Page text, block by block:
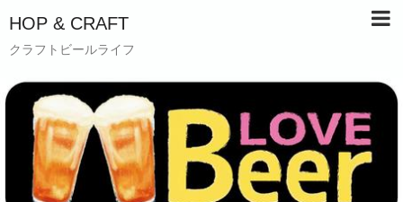
HOP & CRAFT
クラフトビールライフ